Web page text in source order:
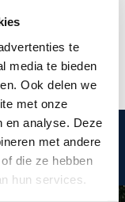
te
media te bieden
Ook delen we
met onze
en analyse. Deze
met andere
die ze hebben
hun services.